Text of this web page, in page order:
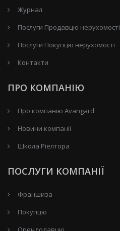
Журнал
Послуги Продавцю нерухомості
Послуги Покупцю нерухомості
Контакти
ПРО КОМПАНІЮ
Про компанію Avangard
Новини компанії
Школа Ріелтора
ПОСЛУГИ КОМПАНІЇ
Франшиза
Покупцю